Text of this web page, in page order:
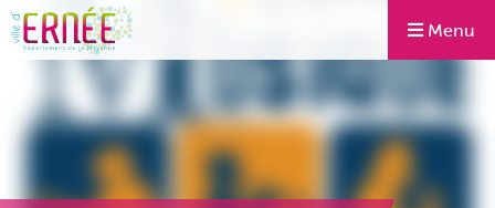
Menu